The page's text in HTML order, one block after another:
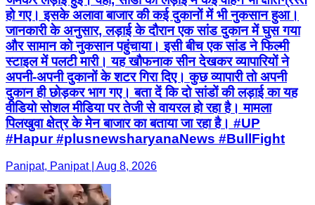
हो गए। इसके अलावा बाजार की कई दुकानों में भी नुकसान हुआ।
जानकारी के अनुसार, लड़ाई के दौरान एक सांड दुकान में घुस गया
और सामान को नुकसान पहुंचाया। इसी बीच एक सांड ने फिल्मी
स्टाइल में पलटी मारी। यह खौफनाक सीन देखकर व्यापारियों ने
अपनी-अपनी दुकानों के शटर गिरा दिए। कुछ व्यापारी तो अपनी
दुकान ही छोड़कर भाग गए। बता दें कि दो सांडों की लड़ाई का यह
वीडियो सोशल मीडिया पर तेजी से वायरल हो रहा है। मामला
पिलखुवा क्षेत्र के मेन बाजार का बताया जा रहा है। #UP
#Hapur #plusnewsharyanaNews #BullFight
Panipat, Panipat | Aug 8, 2026